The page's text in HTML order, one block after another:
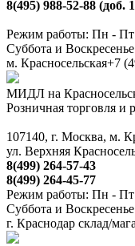
8(495) 988-52-88 (доб.
Режим работы: Пн -
Суббота и
м. Красносельская+7
МИДЛ на
Розничная торговля и
107140, г. Москва, м.
ул. Верхняя
8(499) 264-57-43
8(499) 264-45-77
Режим работы: Пн -
Суббота и
г. Краснодар склад/